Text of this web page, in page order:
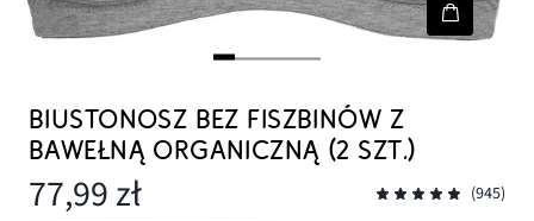
BIUSTONOSZ BEZ FISZBINÓW Z
BAWEŁNĄ ORGANICZNĄ (2 SZT.)
77,99 zł (945)